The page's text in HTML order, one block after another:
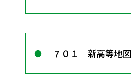
７０１ 新高等地図